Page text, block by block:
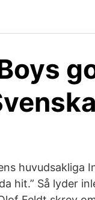
hit.” Så lyder